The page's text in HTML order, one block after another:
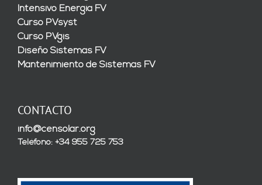
Intensivo Energía FV
Curso PVsyst
Curso PVgis
Diseño Sistemas FV
Mantenimiento de Sistemas FV
CONTACTO
info@censolar.org
Teléfono: +34 955 725 753